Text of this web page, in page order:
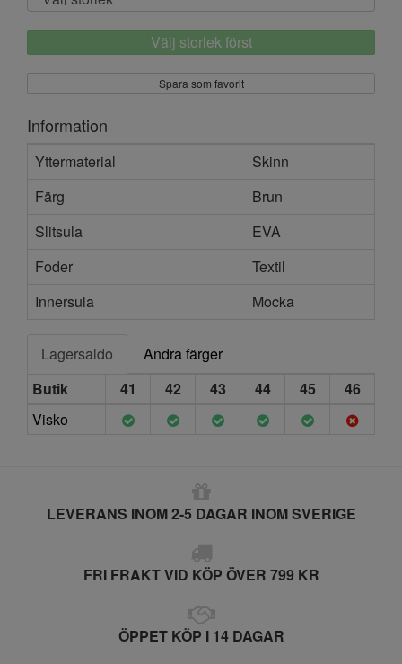
Välj storlek först
Spara som favorit
Information
Yttermaterial
Skinn
Färg
Brun
Slitsula
EVA
Foder
Textil
Innersula
Mocka
Lagersaldo
Andra färger
Butik
41 42 43 44 45
46
Visko
LEVERANS INOM 2-5 DAGAR INOM SVERIGE
FRI FRAKT VID KÖP ÖVER 799 KR
ÖPPET KÖP I 14 DAGAR